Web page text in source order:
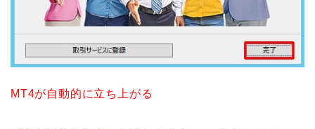
MT4が自動的に立ち上がる